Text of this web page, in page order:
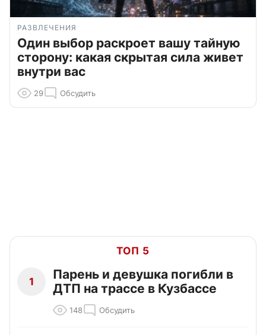
РАЗВЛЕЧЕНИЯ
Один выбор раскроет вашу тайную
сторону: какая скрытая сила живет
внутри вас
29 Обсудить
ТОП 5
1
Парень и девушка погибли в
ДТП на трассе в Кузбассе
148 Обсудить